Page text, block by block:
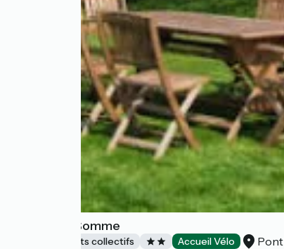
La baie de Somme
Hébergements collectifs Accueil Vélo